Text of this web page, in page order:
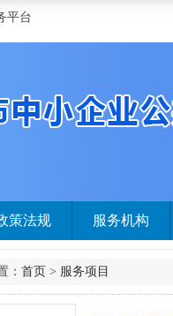
平台
策法规 服务机构
： 首页 > 服务项目